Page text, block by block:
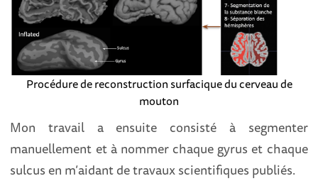
Procédure de reconstruction surfacique du cerveau de
mouton
Mon travail a ensuite consisté à segmenter
manuellement et à nommer chaque gyrus et chaque
sulcus en m’aidant de travaux scientifiques publiés.